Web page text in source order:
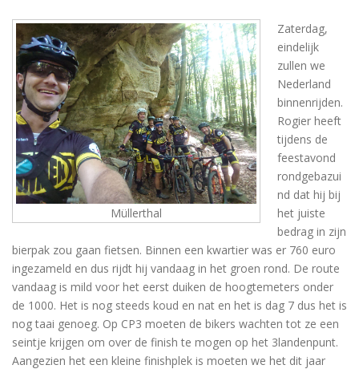
Müllerthal
Zaterdag,
eindelijk
zullen we
Nederland
binnenrijden.
Rogier heeft
tijdens de
feestavond
rondgebazui
nd dat hij bij
het juiste
bedrag in zijn
bierpak zou gaan fietsen. Binnen een kwartier was er 760 euro
ingezameld en dus rijdt hij vandaag in het groen rond. De route
vandaag is mild voor het eerst duiken de hoogtemeters onder
de 1000. Het is nog steeds koud en nat en het is dag 7 dus het is
nog taai genoeg. Op CP3 moeten de bikers wachten tot ze een
seintje krijgen om over de finish te mogen op het 3landenpunt.
Aangezien het een kleine finishplek is moeten we het dit jaar